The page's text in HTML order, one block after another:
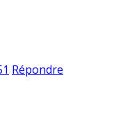
Répondre